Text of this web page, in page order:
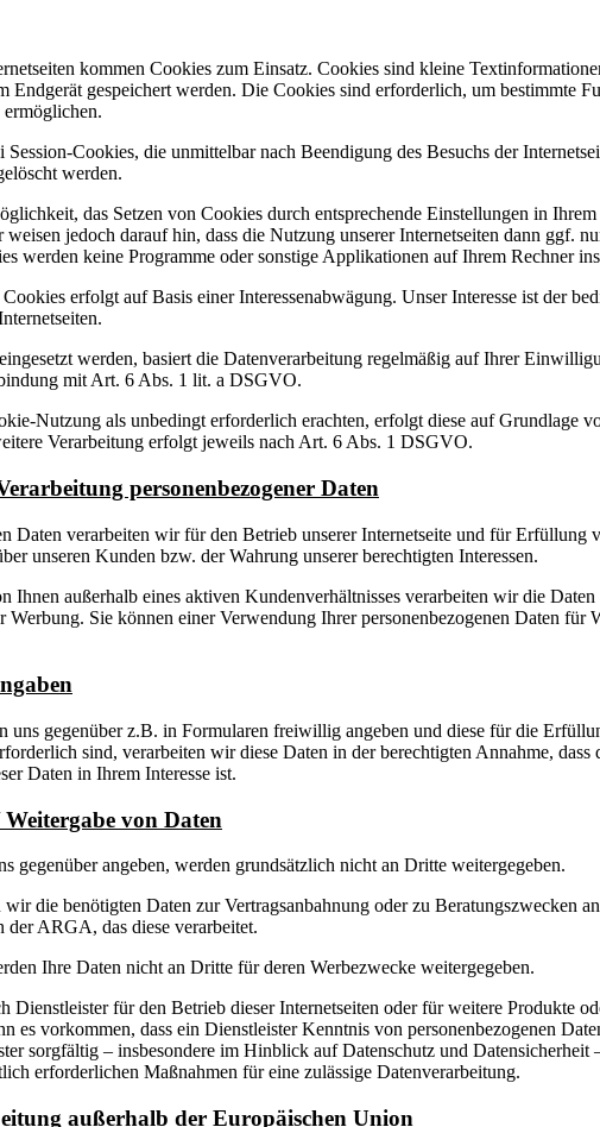
kommen Cookies zum Einsatz. Cookies sind kleine
Endgerät gespeichert werden. Die Cookies sind erforderlich, um bestimmte
ermöglichen.
Session-Cookies, die unmittelbar nach Beendigung des Besuchs der
werden.
das Setzen von Cookies durch entsprechende Einstellungen in
jedoch darauf hin, dass die Nutzung unserer Internetseiten dann ggf.
werden keine Programme oder sonstige Applikationen auf Ihrem Rechner
erfolgt auf Basis einer Interessenabwägung. Unser Interesse ist der
werden, basiert die Datenverarbeitung regelmäßig auf Ihrer
mit Art. 6 Abs. 1 lit. a DSGVO.
Nutzung als unbedingt erforderlich erachten, erfolgt diese auf Grundlage
Verarbeitung erfolgt jeweils nach Art. 6 Abs. 1 DSGVO.
personenbezogener Daten
Daten verarbeiten wir für den Betrieb unserer Internetseite und für Erfüllung
unseren Kunden bzw. der Wahrung unserer berechtigten Interessen.
Ihnen außerhalb eines aktiven Kundenverhältnisses verarbeiten wir die
Werbung. Sie können einer Verwendung Ihrer personenbezogenen Daten für
uns gegenüber z.B. in Formularen freiwillig angeben und diese für die
sind, verarbeiten wir diese Daten in der berechtigten Annahme, dass
Daten in Ihrem Interesse ist.
von Daten
gegenüber angeben, werden grundsätzlich nicht an Dritte weitergegeben.
die benötigten Daten zur Vertragsanbahnung oder zu Beratungszwecken
der ARGA, das diese verarbeitet.
Ihre Daten nicht an Dritte für deren Werbezwecke weitergegeben.
Dienstleister für den Betrieb dieser Internetseiten oder für weitere Produkte
es vorkommen, dass ein Dienstleister Kenntnis von personenbezogenen
sorgfältig – insbesondere im Hinblick auf Datenschutz und Datensicherheit
erforderlichen Maßnahmen für eine zulässige Datenverarbeitung.
außerhalb der Europäischen Union